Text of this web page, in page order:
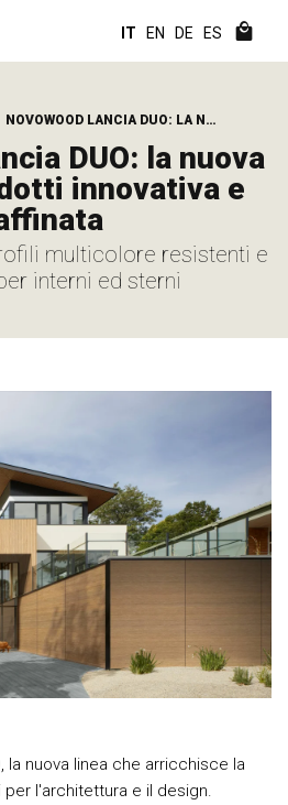
IT EN DE ES
NOVOWOOD LANCIA DUO: LA N…
DUO: la nuova
innovativa e
multicolore resistenti e
interni ed sterni
, la nuova linea che arricchisce la
l'architettura e il design.